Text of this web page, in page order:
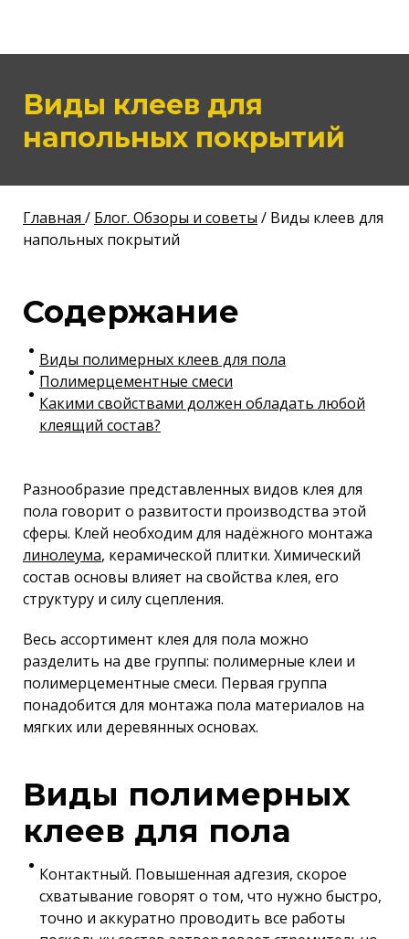
Виды клеев для
напольных покрытий
Главная / Блог. Обзоры и советы / Виды клеев для
напольных покрытий
Содержание
Виды полимерных клеев для пола
Полимерцементные смеси
Какими свойствами должен обладать любой
клеящий состав?
Разнообразие представленных видов клея для
пола говорит о развитости производства этой
сферы. Клей необходим для надёжного монтажа
линолеума, керамической плитки. Химический
состав основы влияет на свойства клея, его
структуру и силу сцепления.
Весь ассортимент клея для пола можно
разделить на две группы: полимерные клеи и
полимерцементные смеси. Первая группа
понадобится для монтажа пола материалов на
мягких или деревянных основах.
Виды полимерных
клеев для пола
Контактный. Повышенная адгезия, скорое
схватывание говорят о том, что нужно быстро,
точно и аккуратно проводить все работы